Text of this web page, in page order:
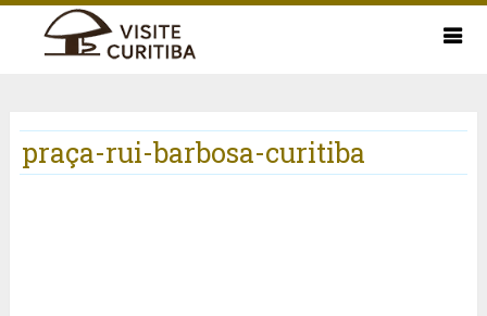
praça-rui-barbosa-curitiba